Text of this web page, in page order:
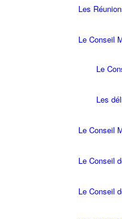
Les
Le Conseil
Le
Les
Le Conseil
Le Conseil
Le Conseil